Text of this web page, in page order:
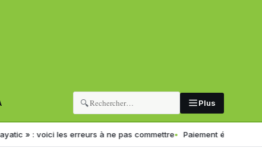
🔍 Plus
les erreurs à ne pas commettre Paiement électronique en